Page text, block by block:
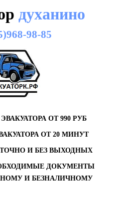
духанино
98-85
ОТ 990 РУБ
ОТ 20 МИНУТ
И БЕЗ ВЫХОДНЫХ
ДОКУМЕНТЫ
И БЕЗНАЛИЧНОМУ